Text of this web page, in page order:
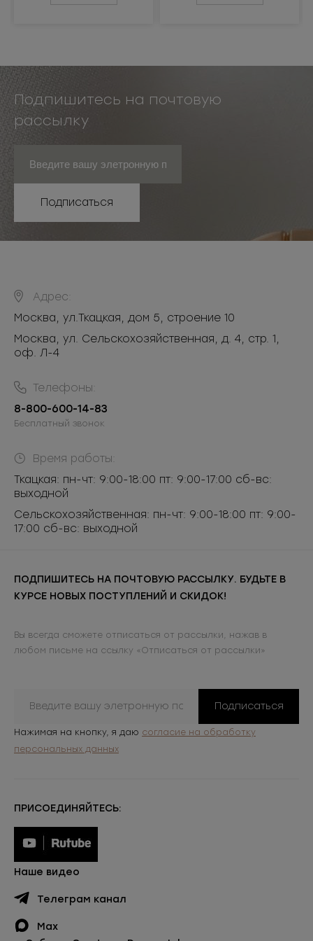
Подпишитесь на почтовую
рассылку
Подписаться
Адрес:
Москва, ул.Ткацкая, дом 5, строение 10
Москва, ул. Сельскохозяйственная, д. 4, стр. 1,
оф. Л-4
Телефоны:
8-800-600-14-83
Бесплатный звонок
Время работы:
Ткацкая: пн-чт: 9:00-18:00 пт: 9:00-17:00 сб-вс:
выходной
Сельскохозяйственная: пн-чт: 9:00-18:00 пт: 9:00-
17:00 сб-вс: выходной
ПОДПИШИТЕСЬ НА ПОЧТОВУЮ РАССЫЛКУ. БУДЬТЕ В
КУРСЕ НОВЫХ ПОСТУПЛЕНИЙ И СКИДОК!
Вы всегда сможете отписаться от рассылки, нажав в
любом письме на ссылку «Отписаться от рассылки»
Подписаться
Нажимая на кнопку, я даю согласие на обработку
персональных данных
ПРИСОЕДИНЯЙТЕСЬ:
Наше видео
Телеграм канал
Max